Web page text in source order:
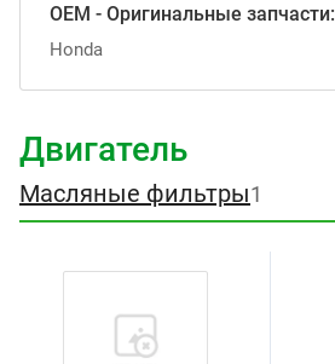
OEM - Оригинальные запчасти:
Honda
Двигатель
Масляные фильтры1